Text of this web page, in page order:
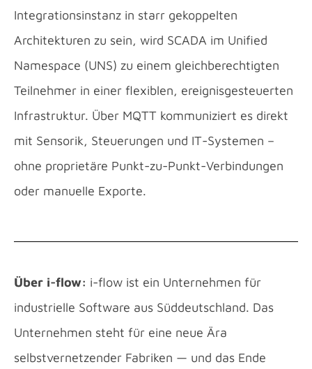
Integrationsinstanz in starr gekoppelten
Architekturen zu sein, wird SCADA im Unified
Namespace (UNS) zu einem gleichberechtigten
Teilnehmer in einer flexiblen, ereignisgesteuerten
Infrastruktur. Über MQTT kommuniziert es direkt
mit Sensorik, Steuerungen und IT-Systemen –
ohne proprietäre Punkt-zu-Punkt-Verbindungen
oder manuelle Exporte.
Über i-flow: i-flow ist ein Unternehmen für
industrielle Software aus Süddeutschland. Das
Unternehmen steht für eine neue Ära
selbstvernetzender Fabriken — und das Ende